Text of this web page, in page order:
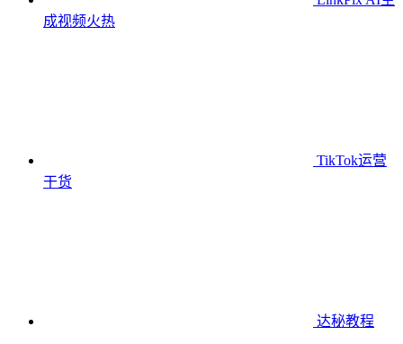
成视频火热
TikTok运营
干货
达秘教程